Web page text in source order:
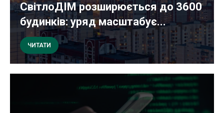
СвітлоДІМ розширюється до 3600
будинків: уряд масштабує...
ЧИТАТИ